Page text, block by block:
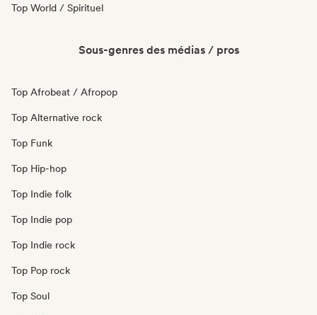
Top World / Spirituel
Sous-genres des médias / pros
Top Afrobeat / Afropop
Top Alternative rock
Top Funk
Top Hip-hop
Top Indie folk
Top Indie pop
Top Indie rock
Top Pop rock
Top Soul